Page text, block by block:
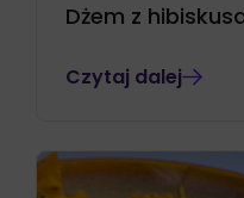
Dżem z
Czytaj dalej